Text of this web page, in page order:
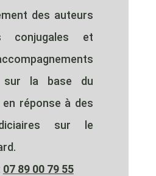
des auteurs
conjugales et
la base du
réponse à des
sur le
07 89 00 79 55